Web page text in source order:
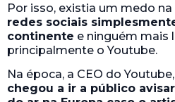
Por isso, existia um medo
redes sociais
continente e ninguém mais
principalmente o Youtube.
Na época, a CEO do
chegou a ir a público